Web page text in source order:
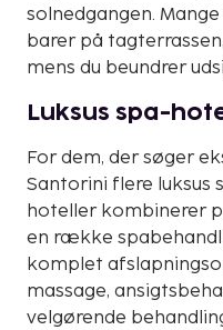
solnedgangen.
barer på
mens du beundrer
Luksus spa-
For dem, der søger
Santorini flere luksus
hoteller kombinerer
en række
komplet
massage,
velgørende